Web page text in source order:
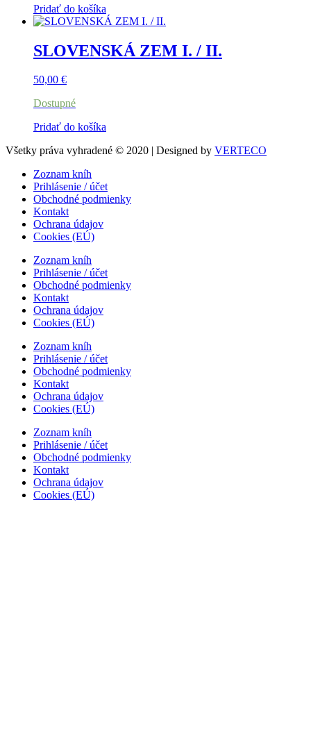
Pridať do košíka
SLOVENSKÁ ZEM I. / II.
50,00 €
Dostupné
Pridať do košíka
Všetky práva vyhradené © 2020 | Designed by VERTECO
Zoznam kníh
Prihlásenie / účet
Obchodné podmienky
Kontakt
Ochrana údajov
Cookies (EÚ)
Zoznam kníh
Prihlásenie / účet
Obchodné podmienky
Kontakt
Ochrana údajov
Cookies (EÚ)
Zoznam kníh
Prihlásenie / účet
Obchodné podmienky
Kontakt
Ochrana údajov
Cookies (EÚ)
Zoznam kníh
Prihlásenie / účet
Obchodné podmienky
Kontakt
Ochrana údajov
Cookies (EÚ)